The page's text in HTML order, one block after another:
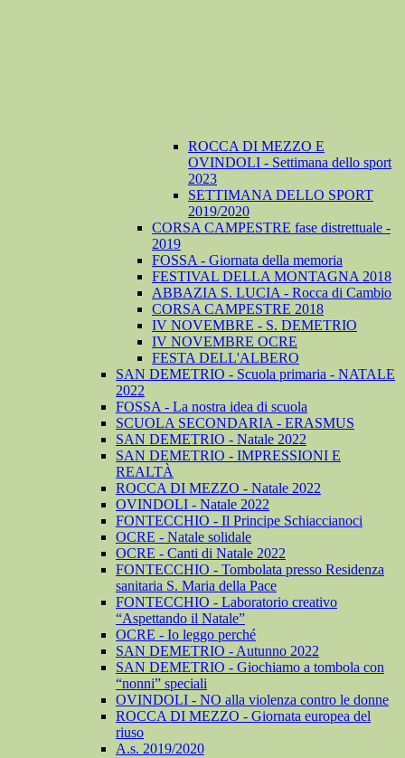
ROCCA DI MEZZO E
OVINDOLI - Settimana dello sport
2023
SETTIMANA DELLO SPORT
2019/2020
CORSA CAMPESTRE fase distrettuale -
2019
FOSSA - Giornata della memoria
FESTIVAL DELLA MONTAGNA 2018
ABBAZIA S. LUCIA - Rocca di Cambio
CORSA CAMPESTRE 2018
IV NOVEMBRE - S. DEMETRIO
IV NOVEMBRE OCRE
FESTA DELL'ALBERO
SAN DEMETRIO - Scuola primaria - NATALE
2022
FOSSA - La nostra idea di scuola
SCUOLA SECONDARIA - ERASMUS
SAN DEMETRIO - Natale 2022
SAN DEMETRIO - IMPRESSIONI E
REALTÀ
ROCCA DI MEZZO - Natale 2022
OVINDOLI - Natale 2022
FONTECCHIO - Il Principe Schiaccianoci
OCRE - Natale solidale
OCRE - Canti di Natale 2022
FONTECCHIO - Tombolata presso Residenza
sanitaria S. Maria della Pace
FONTECCHIO - Laboratorio creativo
“Aspettando il Natale”
OCRE - Io leggo perché
SAN DEMETRIO - Autunno 2022
SAN DEMETRIO - Giochiamo a tombola con
“nonni” speciali
OVINDOLI - NO alla violenza contro le donne
ROCCA DI MEZZO - Giornata europea del
riuso
A.s. 2019/2020